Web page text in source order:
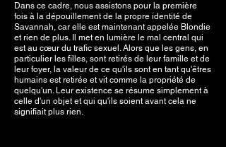
Dans ce cadre, nous assistons pour la première
fois à la dépouillement de la propre identité de
Savannah, car elle est maintenant appelée Blondie
et rien de plus. Il met en lumière le mal central qui
est au cœur du trafic sexuel. Alors que les gens, en
particulier les filles, sont retirés de leur famille et de
leur foyer, la valeur de ce qu'ils sont en tant qu'êtres
humains est retirée et vit comme la propriété de
quelqu'un. Leur existence se résume simplement à
celle d'un objet et qui qu'ils soient avant cela ne
signifiait plus rien.